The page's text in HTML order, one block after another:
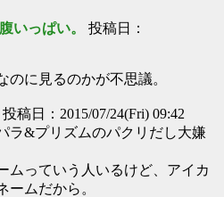
いっぱい。 投稿日：
のに見るのかが不思議。
投稿日：2015/07/24(Fri) 09:42
ラ&プリズムのパクリだし大嫌
ムっていう人いるけど、アイカ
ームだから。